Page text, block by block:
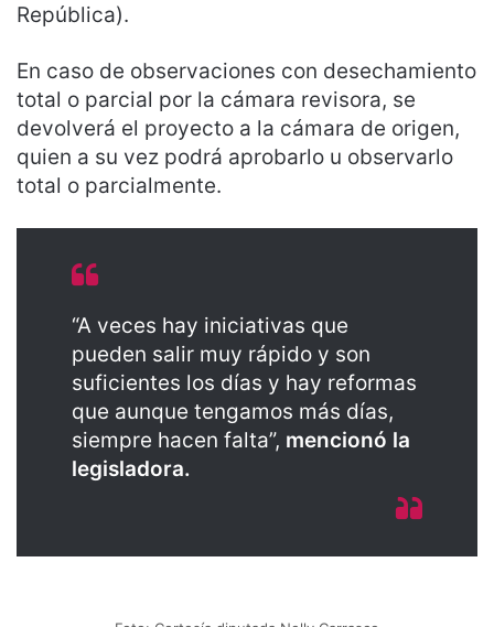
República).
En caso de observaciones con desechamiento
total o parcial por la cámara revisora, se
devolverá el proyecto a la cámara de origen,
quien a su vez podrá aprobarlo u observarlo
total o parcialmente.
“A veces hay iniciativas que
pueden salir muy rápido y son
suficientes los días y hay reformas
que aunque tengamos más días,
siempre hacen falta”, mencionó la
legisladora.